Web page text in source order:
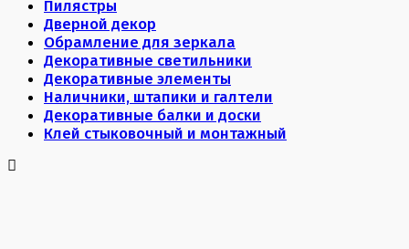
Пилястры
Дверной декор
Обрамление для зеркала
Декоративные светильники
Декоративные элементы
Наличники, штапики и галтели
Декоративные балки и доски
Клей стыковочный и монтажный